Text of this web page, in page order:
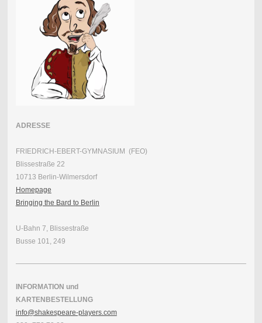
ADRESSE
FRIEDRICH-EBERT-GYMNASIUM (FEO)
Blissestraße 22
10713 Berlin-Wilmersdorf
Homepage
Bringing the Bard to Berlin
U-Bahn 7, Blissestraße
Busse 101, 249
INFORMATION und
KARTENBESTELLUNG
info@shakespeare-players.com